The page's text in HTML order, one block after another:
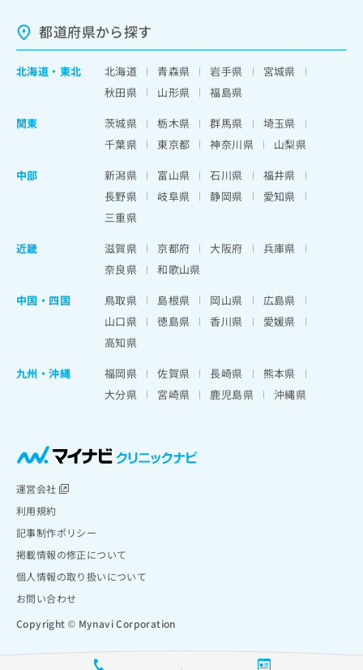
都道府県から探す
北海道 ・ 東北 北海道 青森県 岩手県
宮城県
秋田県
山形県
福島県
関東
茨城県 栃木県 群馬県
埼玉県
千葉県
東京都 神奈川県
山梨県
中部
新潟県 富山県 石川県
福井県
長野県
岐阜県 静岡県
愛知県
三重県
近畿
滋賀県 京都府 大阪府
兵庫県
奈良県
和歌山県
中国・四国
鳥取県 島根県 岡山県
広島県
山口県
徳島県 香川県
愛媛県
高知県
九州・沖縄
福岡県 佐賀県 長崎県
熊本県
大分県
宮崎県 鹿児島県 沖縄県
運営会社
利用規約
記事制作ポリシー
掲載情報の修正について
個人情報の取り扱いについて
お問い合わせ
Copyright © Mynavi Corporation